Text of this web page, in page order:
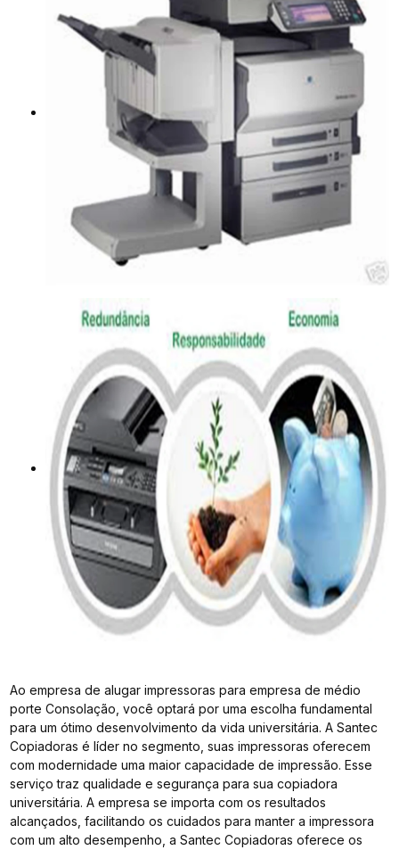
Ao empresa de alugar impressoras para empresa de médio
porte Consolação, você optará por uma escolha fundamental
para um ótimo desenvolvimento da vida universitária. A Santec
Copiadoras é líder no segmento, suas impressoras oferecem
com modernidade uma maior capacidade de impressão. Esse
serviço traz qualidade e segurança para sua copiadora
universitária. A empresa se importa com os resultados
alcançados, facilitando os cuidados para manter a impressora
com um alto desempenho, a Santec Copiadoras oferece os